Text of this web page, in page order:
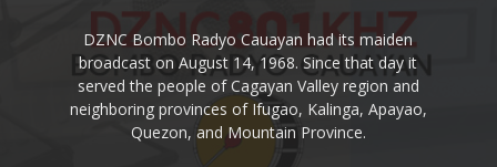
DZNC Bombo Radyo Cauayan had its maiden
broadcast on August 14, 1968. Since that day it
served the people of Cagayan Valley region and
neighboring provinces of Ifugao, Kalinga, Apayao,
Quezon, and Mountain Province.